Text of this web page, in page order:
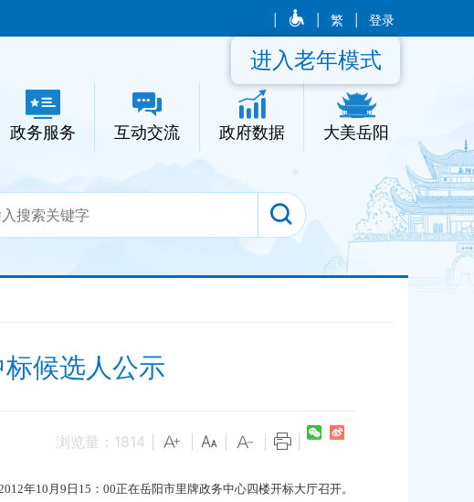
繁 登录
政务服务 互动交流 政府数据 大美岳阳
进入老年模式
候选人公示
浏览量： 1814
年10月9日15：00正在岳阳市里牌政务中心四楼开标大厅召开。